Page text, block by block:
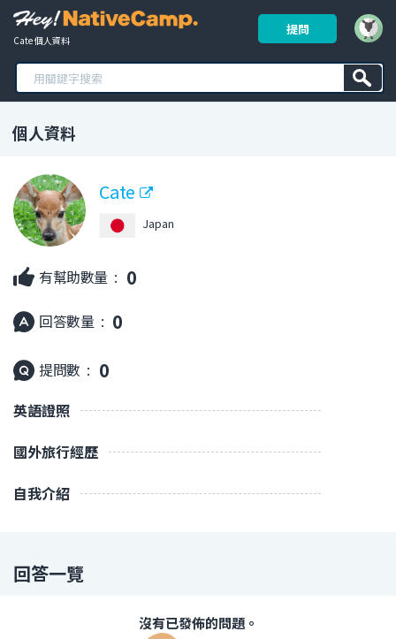
Cate 個人資料
提問
個人資料
Cate
Japan
有幫助數量 : 0
回答數量 : 0
提問數 : 0
英語證照
國外旅行經歷
自我介紹
回答一覽
沒有已發佈的問題。